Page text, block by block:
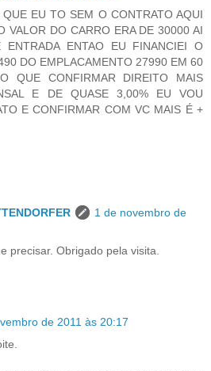
EU TO SEM O CONTRATO AQUI
VALOR DO CARRO ERA DE 30000 AI
ENTAO EU FINANCIEI O
DO EMPLACAMENTO 27990 EM 60
QUE CONFIRMAR DIREITO MAIS
E DE QUASE 3,00% EU VOU
E CONFIRMAR COM VC MAIS É +
1 de novembro de
precisar. Obrigado pela visita.
de 2011 às 20:17